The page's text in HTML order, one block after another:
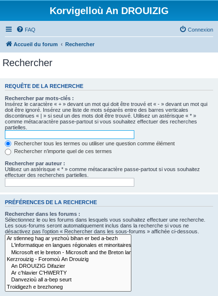
Korvigelloù An DROUIZIG
FAQ Connexion
Accueil du forum Rechercher
Rechercher
REQUÊTE DE LA RECHERCHE
Rechercher par mots-clés :
Insérez le caractère « + » devant un mot qui doit être trouvé et « - » devant un mot qui
doit être ignoré. Insérez une liste de mots séparés entre des barres verticales
discontinues « | » si seul un des mots doit être trouvé. Utilisez un astérisque « * »
comme métacaractère passe-partout si vous souhaitez effectuer des recherches
partielles.
Rechercher tous les termes ou utiliser une question comme élément
Rechercher n’importe quel de ces termes
Rechercher par auteur :
Utilisez un astérisque « * » comme métacaractère passe-partout si vous souhaitez
effectuer des recherches partielles.
PRÉFÉRENCES DE LA RECHERCHE
Rechercher dans les forums :
Sélectionnez le ou les forums dans lesquels vous souhaitez effectuer une recherche.
Les sous-forums seront automatiquement inclus dans la recherche si vous ne
désactivez pas l’option « Rechercher dans les sous-forums » affichée ci-dessous.